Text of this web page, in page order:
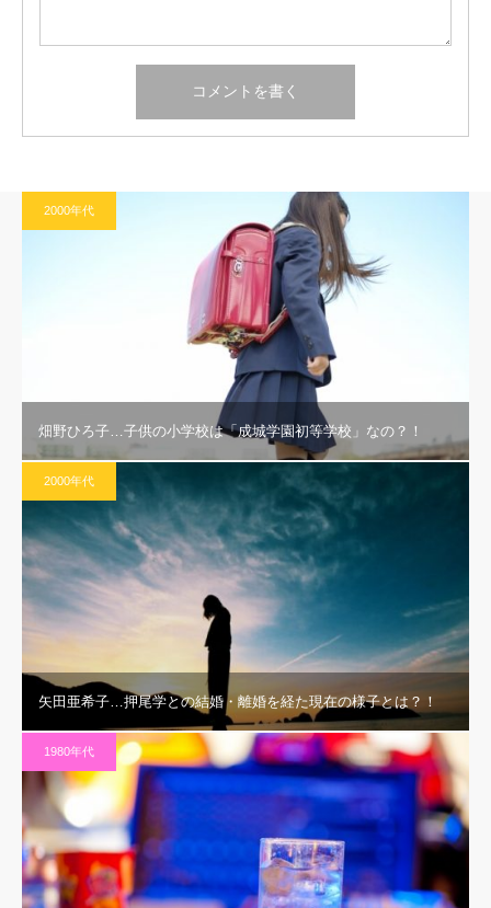
2000年代
畑野ひろ子…子供の小学校は「成城学園初等学校」なの？！
2000年代
矢田亜希子…押尾学との結婚・離婚を経た現在の様子とは？！
1980年代